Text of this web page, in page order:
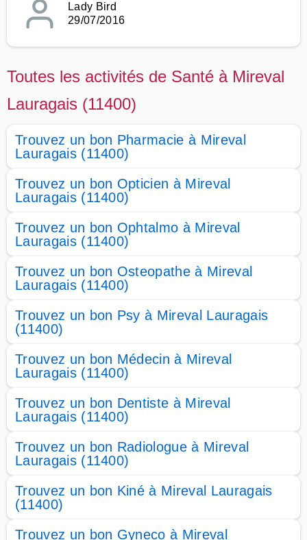
Lady Bird
29/07/2016
Toutes les activités de Santé à Mireval
Lauragais (11400)
Trouvez un bon Pharmacie à Mireval
Lauragais (11400)
Trouvez un bon Opticien à Mireval
Lauragais (11400)
Trouvez un bon Ophtalmo à Mireval
Lauragais (11400)
Trouvez un bon Osteopathe à Mireval
Lauragais (11400)
Trouvez un bon Psy à Mireval Lauragais
(11400)
Trouvez un bon Médecin à Mireval
Lauragais (11400)
Trouvez un bon Dentiste à Mireval
Lauragais (11400)
Trouvez un bon Radiologue à Mireval
Lauragais (11400)
Trouvez un bon Kiné à Mireval Lauragais
(11400)
Trouvez un bon Gyneco à Mireval